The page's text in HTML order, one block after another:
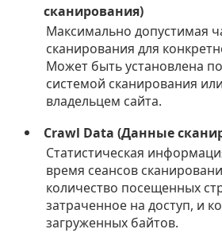
сканирования)
Максимально допустимая
сканирования для
Может быть установлена
системой сканирования
владельцем сайта.
Crawl Data (Данные
Статистическая
время сеансов
количество посещенных
затраченное на доступ, и
загруженных байтов.